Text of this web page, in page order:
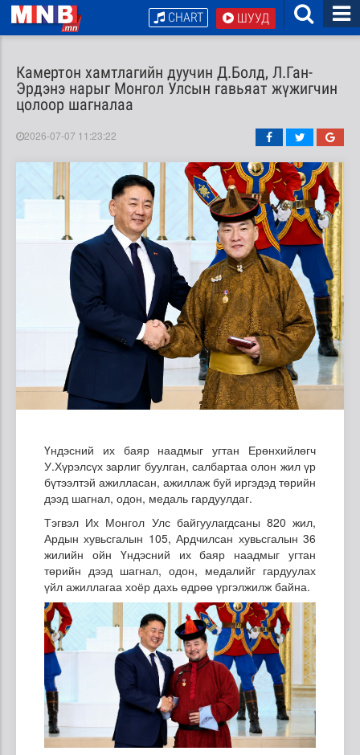
ШУУД
CHART
Камертон хамтлагийн дуучин Д.Болд, Л.Ган-
Эрдэнэ нарыг Монгол Улсын гавьяат жүжигчин
цолоор шагналаа
2026-07-07 11:23:22
Үндэсний их баяр наадмыг угтан Ерөнхийлөгч
У.Хүрэлсүх зарлиг буулган, салбартаа олон жил үр
бүтээлтэй ажилласан, ажиллаж буй иргэдэд төрийн
дээд шагнал, одон, медаль гардуулдаг.
Тэгвэл Их Монгол Улс байгуулагдсаны 820 жил,
Ардын хувьсгалын 105, Ардчилсан хувьсгалын 36
жилийн ойн Үндэсний их баяр наадмыг угтан
төрийн дээд шагнал, одон, медалийг гардуулах
үйл ажиллагаа хоёр дахь өдрөө үргэлжилж байна.